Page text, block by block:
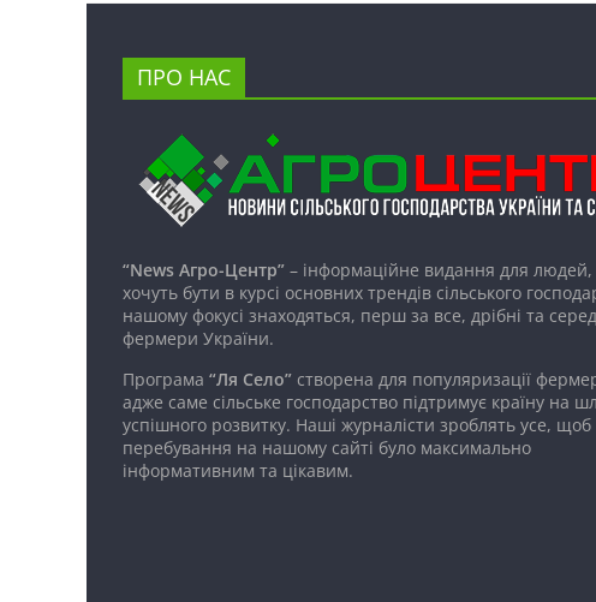
ПРО НАС
“News Агро-Центр” – інформаційне видання для людей,
хочуть бути в курсі основних трендів сільського
нашому фокусі знаходяться, перш за все, дрібні та
фермери України.
Програма “Ля Село” створена для популяризації
адже саме сільське господарство підтримує країну на
успішного розвитку. Наші журналісти зроблять усе, щоб
перебування на нашому сайті було максимально
інформативним та цікавим.